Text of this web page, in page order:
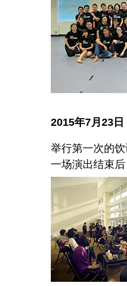
2015年7月23日
举行第一次的
一场演出结束后